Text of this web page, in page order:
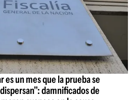
es un mes que la prueba se
damnificados de